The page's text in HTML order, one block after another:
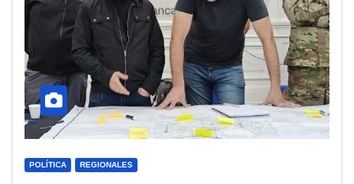
POLÍTICA REGIONALES